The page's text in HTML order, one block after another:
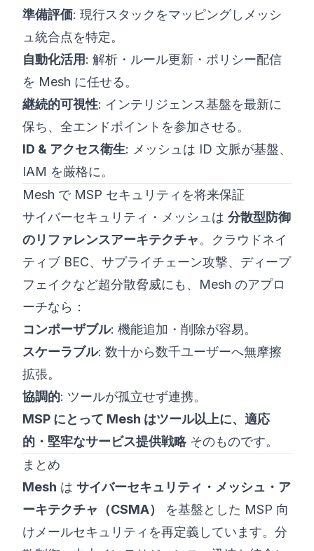
準備評価: 現行スタックをマッピングしメッシ
ュ統合点を特定。
自動化活用: 解析・ルール更新・ポリシー配信
を Mesh に任せる。
継続的可視性: インテリジェンス基盤を最新に
保ち、全エンドポイントを参加させる。
ID & アクセス衛生: メッシュは ID 文脈が基盤、
IAM を厳格に。
Mesh で MSP セキュリティを将来保証
サイバーセキュリティ・メッシュは 分散型防御
のリファレンスアーキテクチャ。クラウドネイ
ティブ BEC、サプライチェーン攻撃、ディープ
フェイクなど超分散脅威にも、Mesh のアプロ
ーチなら：
コンポーザブル: 機能追加・削除が容易。
スケーラブル: 数十から数千ユーザーへ無摩擦
拡張。
協調的: ツールが孤立せず連携。
MSP にとって Mesh はツール以上に、適応
的・堅牢なサービス提供戦略 そのものです。
まとめ
Mesh は サイバーセキュリティ・メッシュ・ア
ーキテクチャ（CSMA）
を基盤とした MSP 向
けメールセキュリティを再定義しています。分